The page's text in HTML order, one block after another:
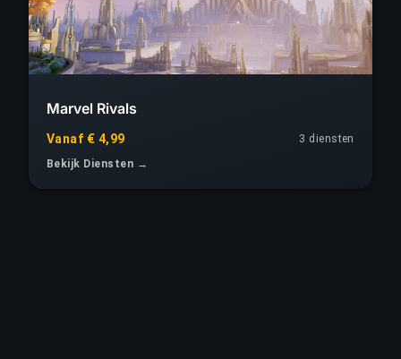
Marvel Rivals
Vanaf € 4,99
3 diensten
Bekijk Diensten →